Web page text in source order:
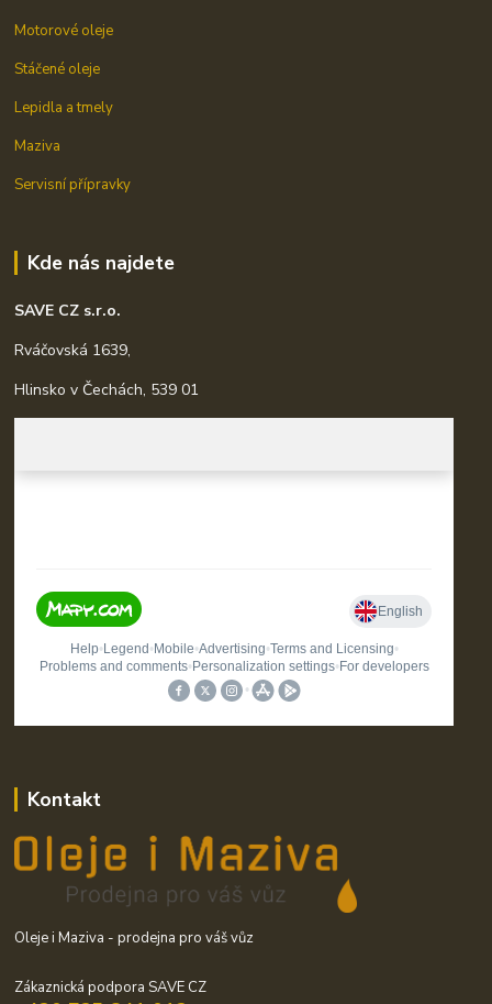
Motorové oleje
Stáčené oleje
Lepidla a tmely
Maziva
Servisní přípravky
Kde nás najdete
SAVE CZ s.r.o.
Rváčovská 1639,
Hlinsko v Čechách, 539 01
Kontakt
Oleje i Maziva - prodejna pro váš vůz
Zákaznická podpora SAVE CZ